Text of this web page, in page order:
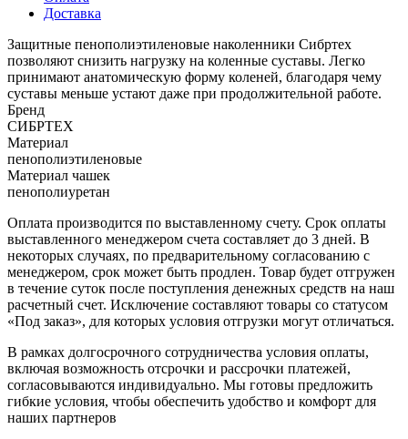
Доставка
Защитные пенополиэтиленовые наколенники Сибртех
позволяют снизить нагрузку на коленные суставы. Легко
принимают анатомическую форму коленей, благодаря чему
суставы меньше устают даже при продолжительной работе.
Бренд
СИБРТЕХ
Материал
пенополиэтиленовые
Материал чашек
пенополиуретан
Оплата производится по выставленному счету. Срок оплаты
выставленного менеджером счета составляет до 3 дней. В
некоторых случаях, по предварительному согласованию с
менеджером, срок может быть продлен. Товар будет отгружен
в течение суток после поступления денежных средств на наш
расчетный счет. Исключение составляют товары со статусом
«Под заказ», для которых условия отгрузки могут отличаться.
В рамках долгосрочного сотрудничества условия оплаты,
включая возможность отсрочки и рассрочки платежей,
согласовываются индивидуально. Мы готовы предложить
гибкие условия, чтобы обеспечить удобство и комфорт для
наших партнеров